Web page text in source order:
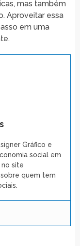
mas também
Aproveitar essa
em uma
Gráfico e
social em
no site
quem tem